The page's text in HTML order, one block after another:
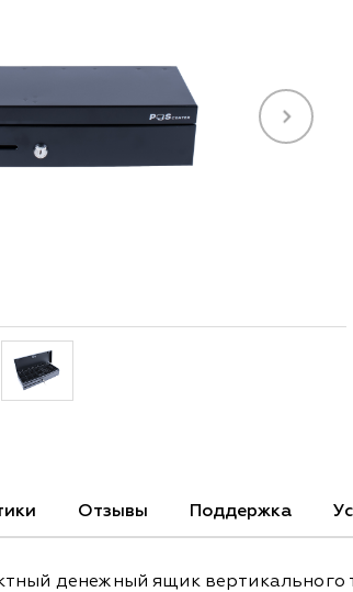
Отзывы Поддержка
денежный ящик вертикального